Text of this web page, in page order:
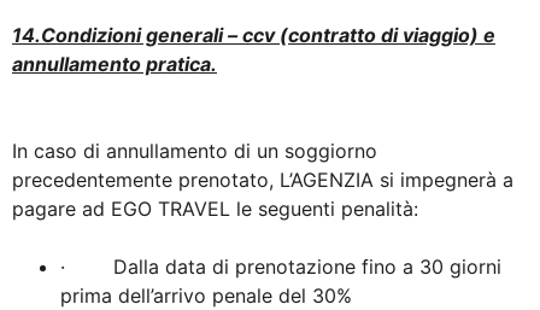
14.Condizioni generali – ccv (contratto di viaggio) e
annullamento pratica.
In caso di annullamento di un soggiorno
precedentemente prenotato, L’AGENZIA si impegnerà a
pagare ad EGO TRAVEL le seguenti penalità:
· Dalla data di prenotazione fino a 30 giorni
prima dell’arrivo penale del 30%